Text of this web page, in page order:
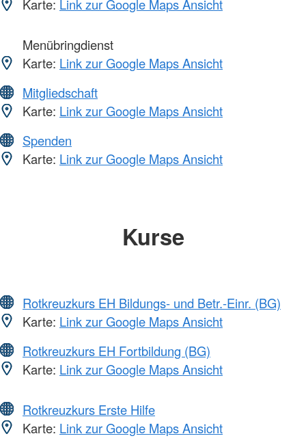
Karte: Link zur Google Maps Ansicht
Menübringdienst
Karte: Link zur Google Maps Ansicht
Mitgliedschaft
Karte: Link zur Google Maps Ansicht
Spenden
Karte: Link zur Google Maps Ansicht
Kurse
Rotkreuzkurs EH Bildungs- und Betr.-Einr. (BG)
Karte: Link zur Google Maps Ansicht
Rotkreuzkurs EH Fortbildung (BG)
Karte: Link zur Google Maps Ansicht
Rotkreuzkurs Erste Hilfe
Karte: Link zur Google Maps Ansicht